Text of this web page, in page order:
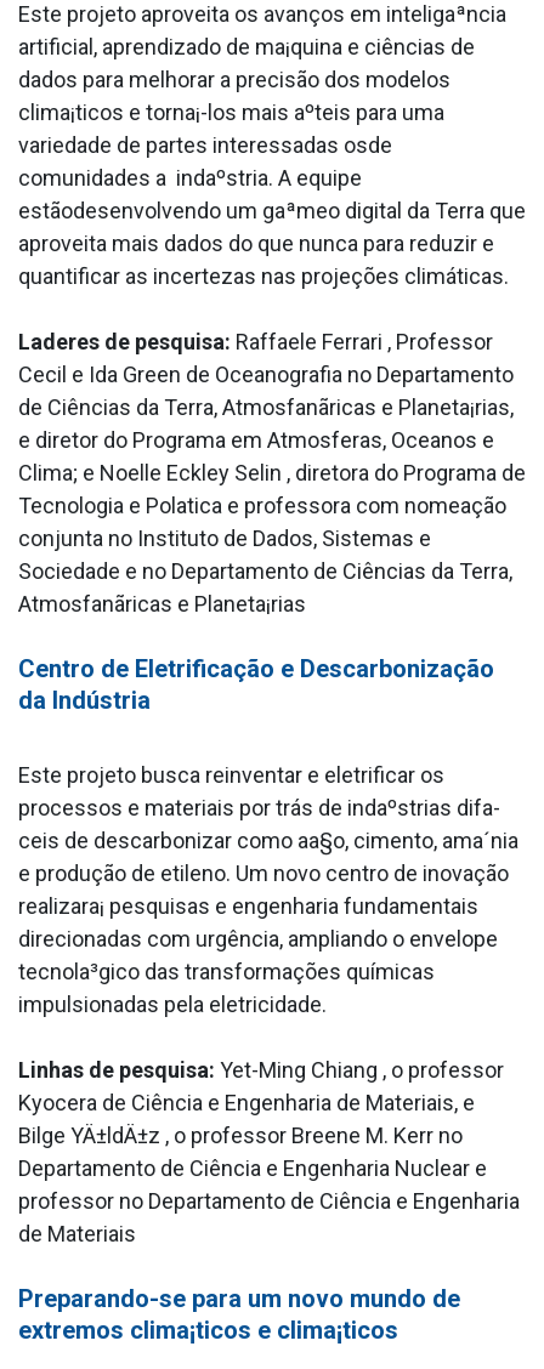
Este projeto aproveita os avanços em inteligaªncia
artificial, aprendizado de ma¡quina e ciências de
dados para melhorar a precisão dos modelos
clima¡ticos e torna¡-los mais aºteis para uma
variedade de partes interessadas osde
comunidades a indaºstria. A equipe
estãodesenvolvendo um gaªmeo digital da Terra que
aproveita mais dados do que nunca para reduzir e
quantificar as incertezas nas projeções climáticas.
La­deres de pesquisa: Raffaele Ferrari , Professor
Cecil e Ida Green de Oceanografia no Departamento
de Ciências da Terra, Atmosfanãricas e Planeta¡rias,
e diretor do Programa em Atmosferas, Oceanos e
Clima; e Noelle Eckley Selin , diretora do Programa de
Tecnologia e Pola­tica e professora com nomeação
conjunta no Instituto de Dados, Sistemas e
Sociedade e no Departamento de Ciências da Terra,
Atmosfanãricas e Planeta¡rias
Centro de Eletrificação e Descarbonização
da Indústria
Este projeto busca reinventar e eletrificar os
processos e materiais por trás de indaºstrias difa­
ceis de descarbonizar como aa§o, cimento, ama´nia
e produção de etileno. Um novo centro de inovação
realizara¡ pesquisas e engenharia fundamentais
direcionadas com urgência, ampliando o envelope
tecnola³gico das transformações químicas
impulsionadas pela eletricidade.
Linhas de pesquisa: Yet-Ming Chiang , o professor
Kyocera de Ciência e Engenharia de Materiais, e
Bilge YÄ±ldÄ±z , o professor Breene M. Kerr no
Departamento de Ciência e Engenharia Nuclear e
professor no Departamento de Ciência e Engenharia
de Materiais
Preparando-se para um novo mundo de
extremos clima¡ticos e clima¡ticos